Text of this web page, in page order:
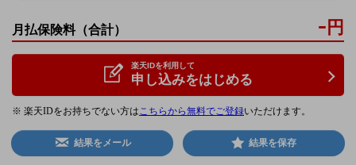
月払保険料（合計） - 円
楽天IDを利用して
申し込みをはじめる
※ 楽天IDをお持ちでない方はこちらから無料でご登録いただけます。
結果をメール 結果を保存